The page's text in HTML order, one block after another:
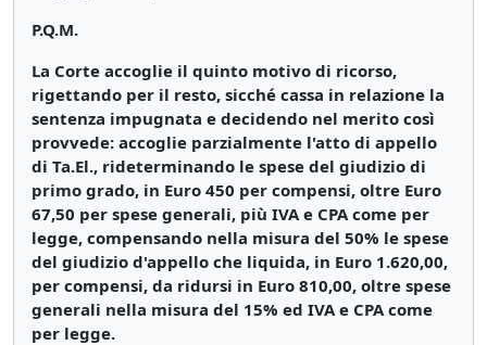
P.Q.M.
La Corte accoglie il quinto motivo di ricorso,
rigettando per il resto, sicché cassa in relazione la
sentenza impugnata e decidendo nel merito così
provvede: accoglie parzialmente l'atto di appello
di Ta.El., rideterminando le spese del giudizio di
primo grado, in Euro 450 per compensi, oltre Euro
67,50 per spese generali, più IVA e CPA come per
legge, compensando nella misura del 50% le spese
del giudizio d'appello che liquida, in Euro 1.620,00,
per compensi, da ridursi in Euro 810,00, oltre spese
generali nella misura del 15% ed IVA e CPA come
per legge.